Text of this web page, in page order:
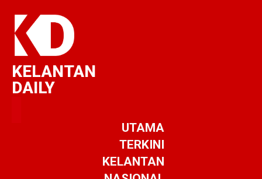
KELANTAN
DAILY
UTAMA
TERKINI
KELANTAN